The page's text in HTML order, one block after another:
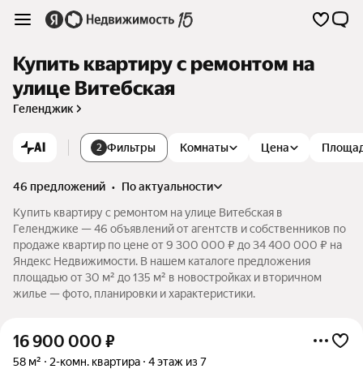
Купить квартиру с ремонтом на
улице Витебская
Геленджик
AI 2 Фильтры Комнаты Цена
46 предложений •
по актуальности
Купить квартиру с ремонтом на улице Витебская в
Геленджике — 46 объявлений от агентств и собственников по
продаже квартир по цене от 9 300 000 ₽ до 34 400 000 ₽ на
Яндекс Недвижимости. В нашем каталоге предложения
площадью от 30 м² до 135 м² в новостройках и вторичном
жилье — фото, планировки и характеристики.
16 900 000 ₽
58 м² 2-комн. квартира 4 этаж из 7